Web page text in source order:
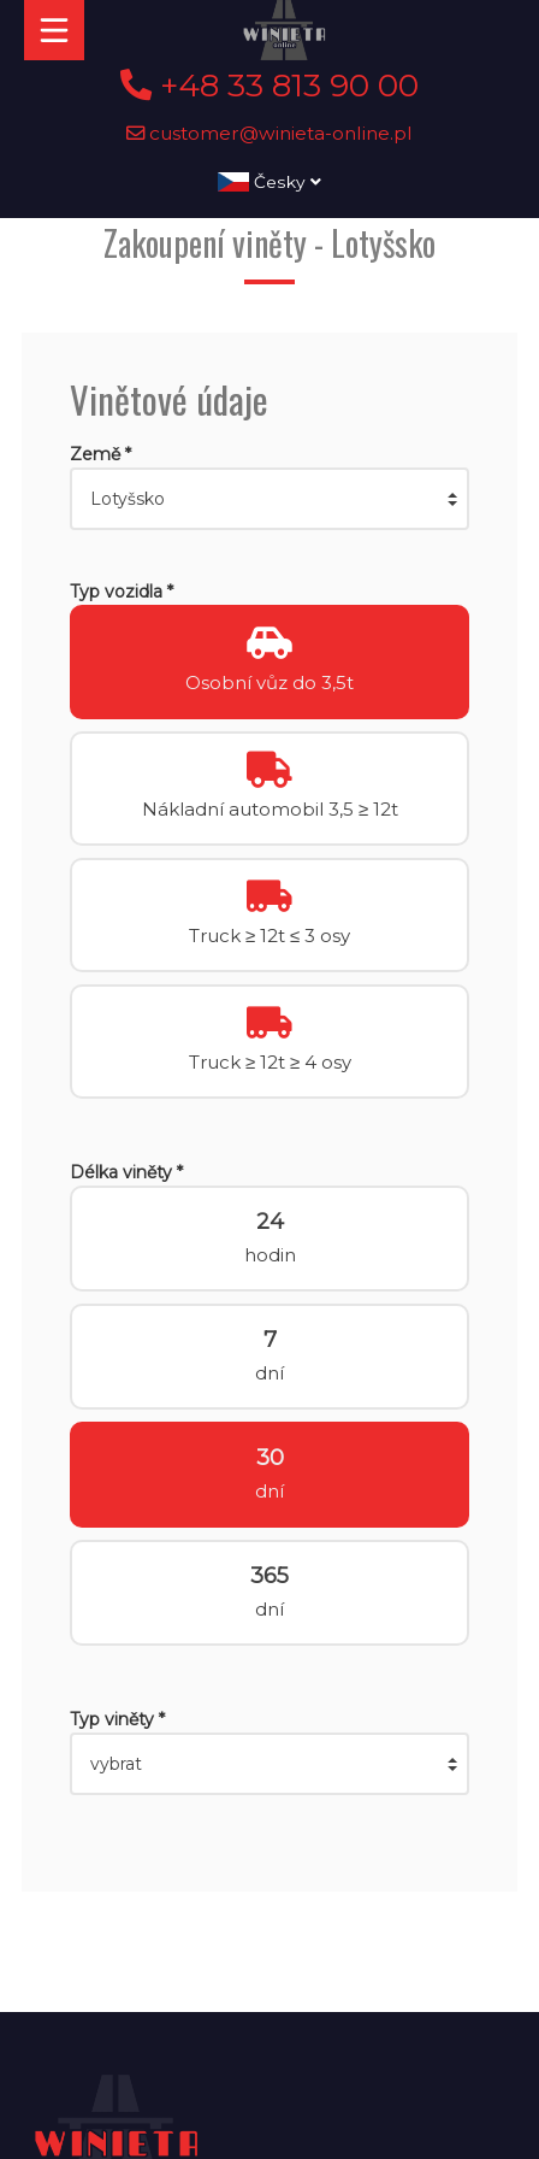
+48 33 813 90 00
customer@winieta-online.pl
Česky
Zakoupení viněty - Lotyšsko
Vinětové údaje
Země *
Typ vozidla *
Osobní vůz do 3,5t
Nákladní automobil 3,5 ≥ 12t
Truck ≥ 12t ≤ 3 osy
Truck ≥ 12t ≥ 4 osy
Délka viněty *
24
hodin
7
dní
30
dní
365
dní
Typ viněty *